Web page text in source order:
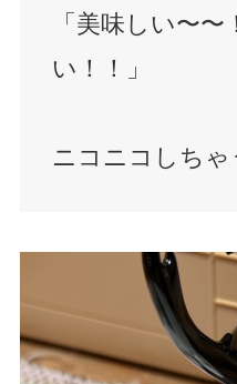
「美味しい〜〜
い！！」
ニコニコしちゃ